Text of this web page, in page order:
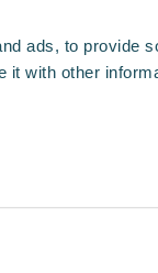
ads, to provide
with other